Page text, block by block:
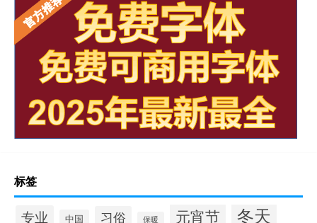
标签
专业 中国 习俗 保暖 元宵节 冬天